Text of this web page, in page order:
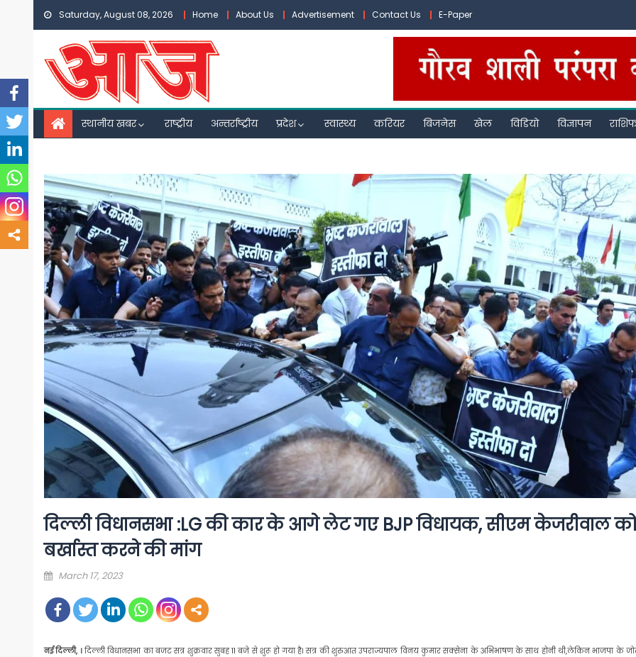
Skip
content
Saturday, August 08, 2026 Home About Us Advertisement Contact Us E-Paper
स्थानीय खबर राष्ट्रीय अन्तर्राष्ट्रीय प्रदेश स्वास्थ्य करियर बिजनेस खेल विडियो विज्ञापन
दिल्ली विधानसभा :LG की कार के आगे लेट गए BJP विधायक, सीएम केजरीवाल
बर्खास्त करने की मांग
Posted
March 17, 2023
नई दिल्ली, ।दिल्ली विधानसभा का बजट सत्र शुक्रवार सुबह 11 बजे से शुरू हो गया है। सत्र की शुरुआत उपराज्यपाल विनय कुमार सक्सेना के अभिभाषण के साथ होनी थी,लेकिन भाजपा के